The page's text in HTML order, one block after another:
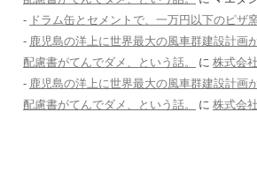
ドラム缶とセメントで、一万円以下のピザ
鹿児島の洋上に世界最大の風車群建設計画
配慮書がてんでダメ、という話。
に 株式会
鹿児島の洋上に世界最大の風車群建設計画
配慮書がてんでダメ、という話。
に 株式会